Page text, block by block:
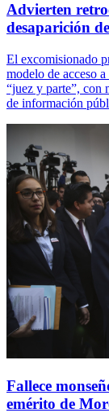
Advierten
desaparición
El excomisionado
modelo de acceso
“juez y parte”, con
de información
Fallece
emérito de